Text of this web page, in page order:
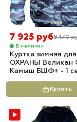
7 925 руб8 170
В наличии
Куртка зимняя для
ОХРАНЫ Великан
Камыш БШФ+ - 1
Купить